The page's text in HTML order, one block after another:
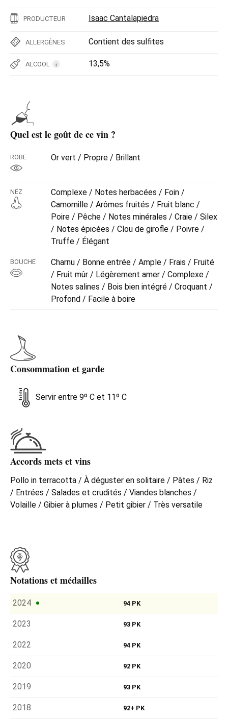
PRODUCTEUR Isaac Cantalapiedra
ALLERGÈNES Contient des sulfites
ALCOOL i 13,5%
Quel est le goût de ce vin ?
ROBE Or vert / Propre / Brillant
NEZ
Complexe / Notes herbacées / Foin /
Camomille / Arômes fruités / Fruit blanc /
Poire / Pêche / Notes minérales / Craie / Silex
/ Notes épicées / Clou de girofle / Poivre /
Truffe / Élégant
BOUCHE
Charnu / Bonne entrée / Ample / Frais / Fruité
/ Fruit mûr / Légèrement amer / Complexe /
Notes salines / Bois bien intégré / Croquant /
Profond / Facile à boire
Consommation et garde
Servir entre 9º C et 11º C
Accords mets et vins
Pollo in terracotta / À déguster en solitaire / Pâtes / Riz
/ Entrées / Salades et crudités / Viandes blanches /
Volaille / Gibier à plumes / Petit gibier / Très versatile
Notations et médailles
2024 94 PK
2023 93 PK
2022 94 PK
2020 92 PK
2019 93 PK
2018 92+ PK